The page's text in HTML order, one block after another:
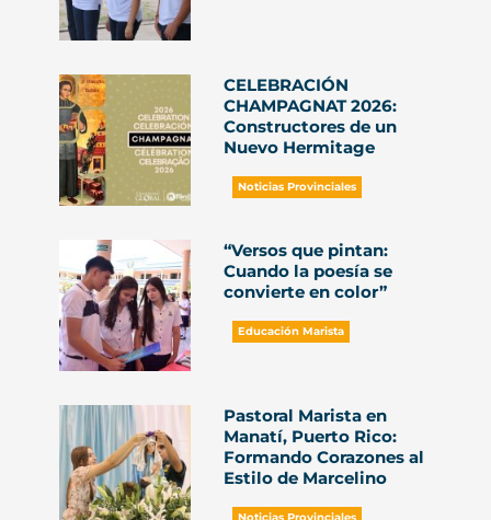
CELEBRACIÓN
CHAMPAGNAT 2026:
Constructores de un
Nuevo Hermitage
Noticias Provinciales
“Versos que pintan:
Cuando la poesía se
convierte en color”
Educación Marista
Pastoral Marista en
Manatí, Puerto Rico:
Formando Corazones al
Estilo de Marcelino